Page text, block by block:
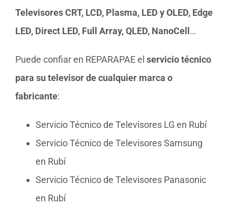
Televisores CRT, LCD, Plasma, LED y OLED, Edge
LED, Direct LED, Full Array, QLED, NanoCell…
Puede confiar en REPARAPAE el servicio técnico
para su televisor de cualquier marca o
fabricante:
Servicio Técnico de Televisores LG en Rubí
Servicio Técnico de Televisores Samsung
en Rubí
Servicio Técnico de Televisores Panasonic
en Rubí